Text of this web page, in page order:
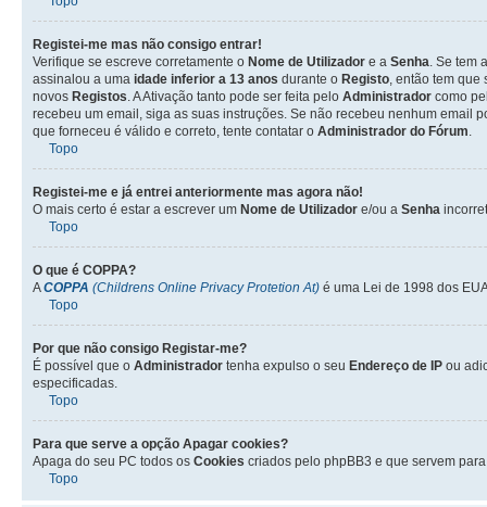
Registei-me mas não consigo entrar!
Verifique se escreve corretamente o Nome de Utilizador e a Senha. Se tem
assinalou a uma idade inferior a 13 anos durante o Registo, então tem que
novos Registos. A Ativação tanto pode ser feita pelo Administrador como
recebeu um email, siga as suas instruções. Se não recebeu nenhum email
que forneceu é válido e correto, tente contatar o Administrador do Fórum.
Topo
Registei-me e já entrei anteriormente mas agora não!
O mais certo é estar a escrever um Nome de Utilizador e/ou a Senha
Topo
O que é COPPA?
ACOPPA (Childrens Online Privacy Protetion At) é uma Lei de 1998 dos
Topo
Por que não consigo Registar-me?
É possível que o Administrador tenha expulso o seu Endereço de IP ou
especificadas.
Topo
Para que serve a opção Apagar cookies?
Apaga do seu PC todos os Cookies criados pelo phpBB3 e que servem
Topo